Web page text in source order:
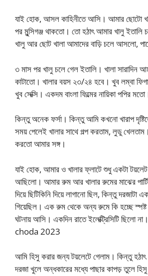
যাই হোক, আসল কাহিনীতে আসি। আমার ছোটো
পর মুন্সিগঞ্জ থাকতো। তো হঠাৎ আমার খালু ইতালি
খালু আর ছোট খালা আমাদের বাড়ি চলে আসলো,
৩ মাস পর খালু চলে গেল ইতালি। খালা সারাদিন
কাটাতো। খালার বয়স ২৩/২৪ হবে। খুব লম্বা
খুব সেক্সি। একদম বাংলা ফিল্মের নায়িকা পপির
কিন্তু অনেক ফর্সা। কিন্তু আমি কখনো খারাপ
সময় পেলেই খালার সাথে গল্প করতাম, লুডু
করতো আমার সঙ্গ।
যাই হোক, আমার ও খালার ফ্লাটে শুধু একটা
আছিলো। আমার রুম আর খালার রুমের মাঝের
দিয়ে ছিটিকিনি দিয়ে লাগানো ছিল, কিন্তু দরজাটা
গিয়েছিল। এক রুম থেকে অন্য রুমে কি হচ্ছে
ঘটনায় আসি। একদিন রাতে ইলেক্ট্রিসিটি
choda 2023
আমি হিসু করার জন্য টয়লেটে গেলাম। কিন্তু হঠাৎ
দরজা খুলে অন্ধকারের মধ্যে পাছার কাপড় তুলে